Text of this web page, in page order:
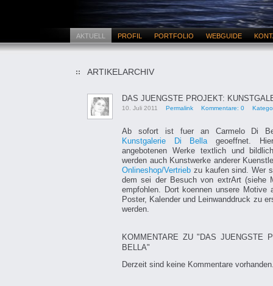
AKTUELL PROFIL PORTFOLIO WEBGUIDE
ARTIKELARCHIV
DAS JUENGSTE PROJEKT:
10. Juli 2011 Permalink Kommentare: 0
Ab sofort ist fuer an Carmelo Di
Kunstgalerie Di Bella geoeffnet.
angebotenen Werke textlich und
werden auch Kunstwerke anderer
Onlineshop/Vertrieb zu kaufen sind. Wer
dem sei der Besuch von extrArt (siehe
empfohlen. Dort koennen unsere Motive
Poster, Kalender und Leinwanddruck zu
werden.
KOMMENTARE ZU "DAS JUENGSTE
BELLA"
Derzeit sind keine Kommentare